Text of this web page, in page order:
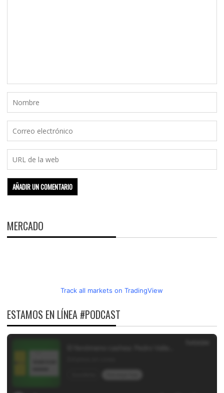
MERCADO
Track all markets on TradingView
ESTAMOS EN LÍNEA #PODCAST